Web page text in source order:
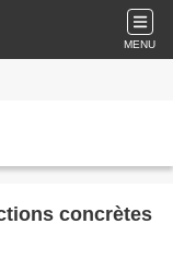
MENU
concrètes